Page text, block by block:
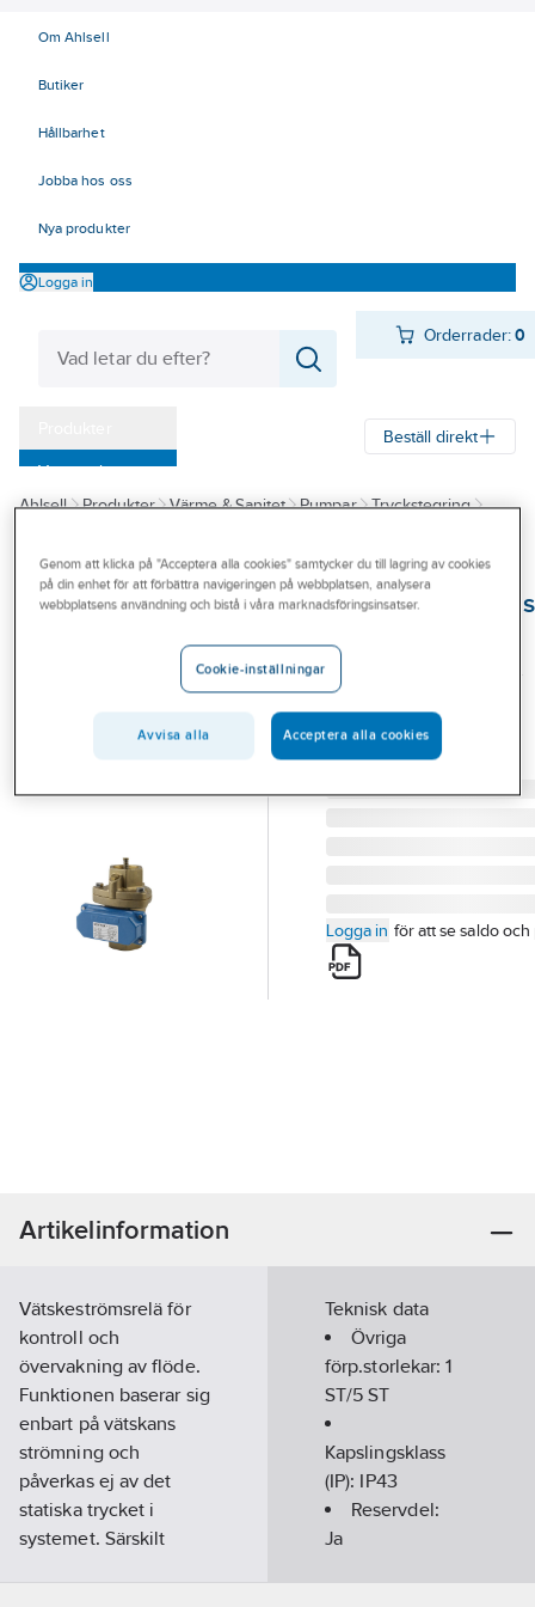
Om Ahlsell
Butiker
Hållbarhet
Jobba hos oss
Nya produkter
Logga in
Orderrader:0
Varumärken
Kampanjer
Outlet
Branscher
Beställ direkt
Ahlsell Produkter Värme & Sanitet Pumpar
Tryckstegring
typ SPG-GA
VATTEN/3L.M RELÄ
AUTOMATISK
Lev. artikelnr: 1800110401
Logga in för att se saldo och
Artikelinformation
Vätskeströmsrelä för
kontroll och
övervakning av flöde.
Funktionen baserar sig
enbart på vätskans
strömning och
påverkas ej av det
statiska trycket i
systemet. Särskilt
Teknisk data
Övriga
förp.storlekar:1
ST/5 ST
Kapslingsklass
(IP): IP43
Reservdel:
Ja
Genom att klicka på "Acceptera alla cookies" samtycker du till lagring av cookies
på din enhet för att förbättra navigeringen på webbplatsen, analysera
webbplatsens användning och bistå i våra marknadsföringsinsatser.
Cookie-inställningar
Avvisa alla Acceptera alla cookies